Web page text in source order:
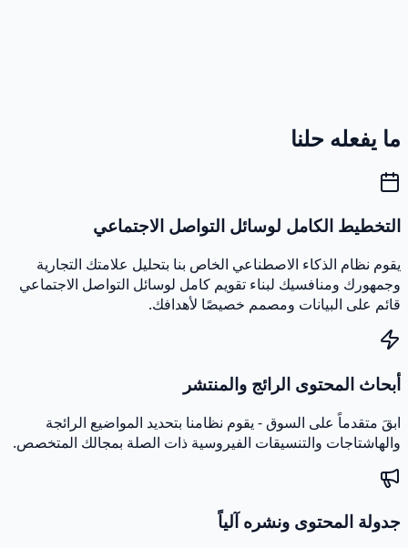
يفعله حلنا
الكامل لوسائل التواصل الاجتماعي
نظام الذكاء الاصطناعي الخاص بنا بتحليل علامتك التجارية
ومنافسيك لبناء تقويم كامل لوسائل التواصل الاجتماعي
على البيانات ومصمم خصيصًا لأهدافك.
المحتوى الرائج والمنتشر
متقدماً على السوق - يقوم نظامنا بتحديد المواضيع الرائجة
والتنسيقات الفيروسية ذات الصلة بمجالك المتخصص.
المحتوى ونشره آلياً